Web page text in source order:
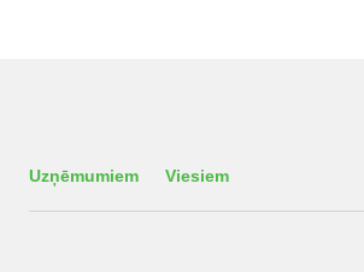
Uzņēmumiem Viesiem